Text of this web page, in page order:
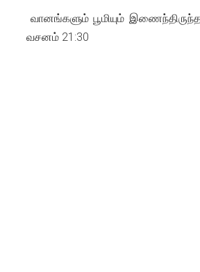
வானங்களும் பூமியும்
வசனம் 21:30